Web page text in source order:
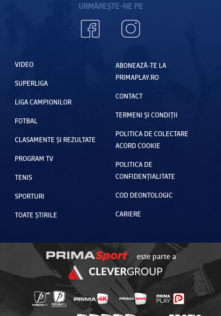
URMĂREȘTE-NE PE
VIDEO
SUPERLIGA
LIGA CAMPIONILOR
FOTBAL
CLASAMENTE ȘI REZULTATE
PROGRAM TV
TENIS
SPORTURI
TOATE ȘTIRILE
ABONEAZĂ-TE LA
PRIMAPLAY.RO
CONTACT
TERMENI ȘI CONDIȚII
POLITICA DE COLECTARE
ACORD COOKIE
POLITICA DE
CONFIDENȚIALITATE
COD DEONTOLOGIC
CARIERE
este parte a